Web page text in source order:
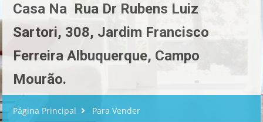
Casa Na Rua Dr Rubens Luiz
Sartori, 308, Jardim Francisco
Ferreira Albuquerque, Campo
Mourão.
Página Principal Para Vender